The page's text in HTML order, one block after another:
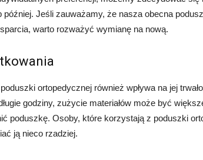
Jeśli zauważamy, że nasza obecna
warto rozważyć wymianę na nową.
ortopedycznej również wpływa na jej
godziny, zużycie materiałów może być
poduszkę. Osoby, które korzystają z poduszki
ją nieco rzadziej.